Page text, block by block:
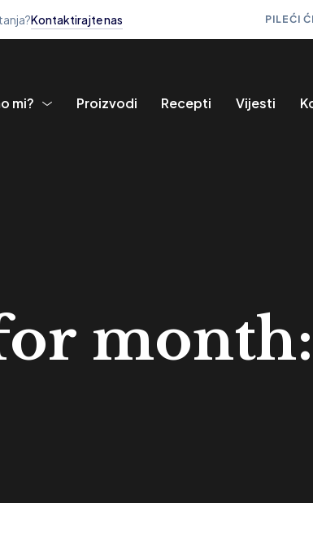
Kontaktirajte nas PILEĆI
mi? Proizvodi Recepti Vijesti